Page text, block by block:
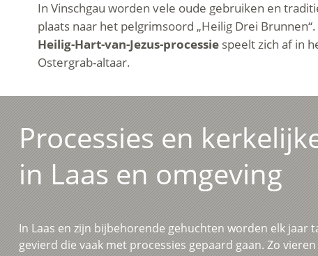
In Vinschgau worden vele oude gebruiken en
plaats naar het pelgrimsoord „Heilig Drei Brunnen“.
Heilig-Hart-van-Jezus-processiespeelt zich af in
Ostergrab-altaar.
Processies en
in Laas en omgeving
In Laas en zijn bijbehorende gehuchten worden elk jaar
gevierd die vaak met processies gepaard gaan. Zo